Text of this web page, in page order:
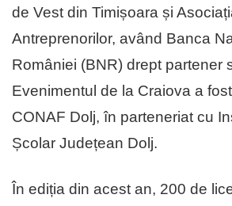
de Vest din Timișoara și
Antreprenorilor, având Banca
României (BNR) drept partener
Evenimentul de la Craiova a
CONAF Dolj, în parteneriat cu
Școlar Județean Dolj.
În ediția din acest an, 200 de